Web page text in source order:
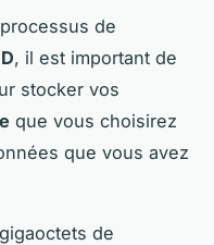
de
, il est important de
stocker vos
que vous choisirez
que vous avez
de